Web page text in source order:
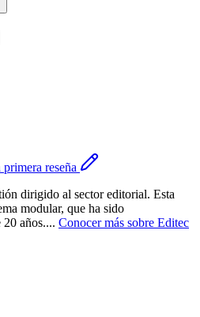
reseña
dirigido al sector editorial. Esta
modular, que ha sido
20 años.... Conocer más sobre Editec